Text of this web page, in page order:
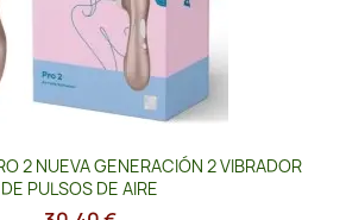
2 NUEVA GENERACIÓN 2 VIBRADOR
DE PULSOS DE AIRE